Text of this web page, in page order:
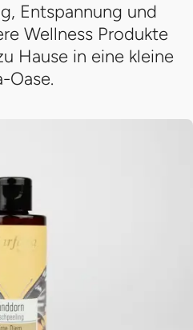
Entspannung und
Wellness Produkte
Hause in eine kleine
Oase.